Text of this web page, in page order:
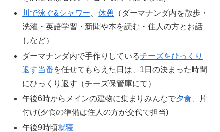
川で泳ぐ&シャワー、休憩 （ダーマナンダ内を散歩・
洗濯・英語学習・新聞や本を読む・住人の方とお話
しなど）
ダーマナンダ内で手作りしているチーズをひっくり
返す当番を任せてもらえた日は、1日の決まった時間
にひっくり返す（チーズ保管庫にて）
午後6時からメインの建物に集まりみんなで夕食 、片
付け(夕食の準備は住人の方が交代で担当)
午後9時頃就寝